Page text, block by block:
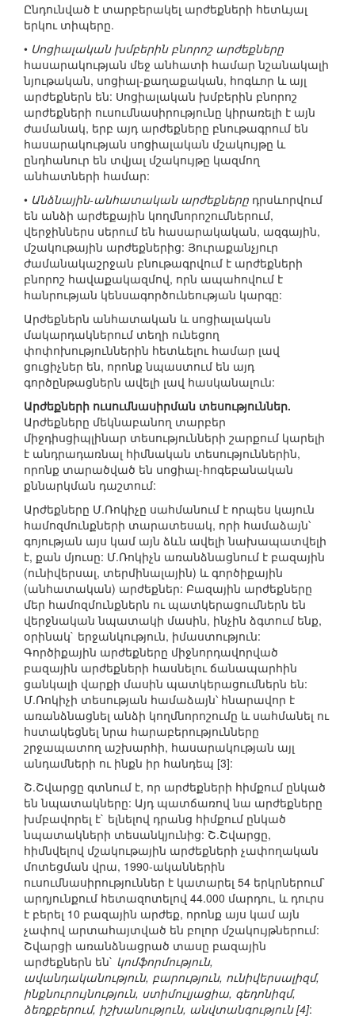
Ընդունված է տարբերակել արժեքների հետևյալ
երկու տիպերը.
• Սոցիալական խմբերին բնորոշ արժեքները
հասարակության մեջ անհատի համար նշանակալի
նյութական, սոցիալ-քաղաքական, հոգևոր և այլ
արժեքներն են: Սոցիալական խմբերին բնորոշ
արժեքների ուսումնասիրությունը կիրառելի է այն
ժամանակ, երբ այդ արժեքները բնութագրում են
հասարակության սոցիալական մշակույթը և
ընդհանուր են տվյալ մշակույթը կազմող
անհատների համար:
• Անձնային-անհատական արժեքները դրսևորվում
են անձի արժեքային կողմնորոշումներում,
վերջիններս սերում են հասարակական, ազգային,
մշակութային արժեքներից: Յուրաքանչյուր
ժամանակաշրջան բնութագրվում է արժեքների
բնորոշ հավաքակազմով, որն ապահովում է
հանրության կենսագործունեության կարգը:
Արժեքներն անհատական և սոցիալական
մակարդակներում տեղի ունեցող
փոփոխություններին հետևելու համար լավ
ցուցիչներ են, որոնք նպաստում են այդ
գործընթացներն ավելի լավ հասկանալուն:
Արժեքների ուսումնասիրման տեսություններ.
Արժեքները մեկնաբանող տարբեր
միջդիսցիպլինար տեսությունների շարքում կարելի
է անդրադառնալ հիմնական տեսություններին,
որոնք տարածված են սոցիալ-հոգեբանական
քննարկման դաշտում:
Արժեքները Մ.Ռոկիչը սահմանում է որպես կայուն
համոզմունքների տարատեսակ, որի համաձայն՝
գոյության այս կամ այն ձևն ավելի նախապատվելի
է, քան մյուսը: Մ.Ռոկիչն առանձնացնում է բազային
(ունիվերսալ, տերմինալային) և գործիքային
(անհատական) արժեքներ: Բազային արժեքները
մեր համոզմունքներն ու պատկերացումներն են
վերջնական նպատակի մասին, ինչին ձգտում ենք,
օրինակ` երջանկություն, իմաստություն:
Գործիքային արժեքները միջնորդավորված
բազային արժեքների հասնելու ճանապարհին
ցանկալի վարքի մասին պատկերացումներն են:
Մ.Ռոկիչի տեսության համաձայն՝ հնարավոր է
առանձնացնել անձի կողմնորոշումը և սահմանել ու
հստակեցնել նրա հարաբերությունները
շրջապատող աշխարհի, հասարակության այլ
անդամների ու ինքն իր հանդեպ [3]:
Շ.Շվարցը գտնում է, որ արժեքների հիմքում ընկած
են նպատակները: Այդ պատճառով նա արժեքները
խմբավորել է` ելնելով դրանց հիմքում ընկած
նպատակների տեսանկյունից: Շ.Շվարցը,
հիմնվելով մշակութային արժեքների չափողական
մոտեցման վրա, 1990-ականներին
ուսումնասիրություններ է կատարել 54 երկրներում`
արդյունքում հետազոտելով 44.000 մարդու, և դուրս
է բերել 10 բազային արժեք, որոնք այս կամ այն
չափով արտահայտված են բոլոր մշակույթներում:
Շվարցի առանձնացրած տասը բազային
արժեքներն են` կոմֆորմություն,
ավանդականություն, բարություն, ունիվերսալիզմ,
ինքնուրույնություն, ստիմուլյացիա, գեդոնիզմ,
ձեռքբերում, իշխանություն, անվտանգություն [4]: